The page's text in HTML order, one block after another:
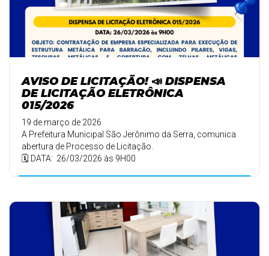
AVISO DE LICITAÇÃO! 📣 DISPENSA
DE LICITAÇÃO ELETRÔNICA
015/2026
19 de março de 2026
A Prefeitura Municipal São Jerônimo da Serra, comunica
abertura de Processo de Licitação.
🗓️ DATA: 26/03/2026 às 9H00